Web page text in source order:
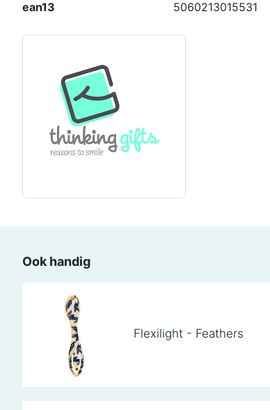
ean13 5060213015531
Ook handig
Flexilight - Feathers